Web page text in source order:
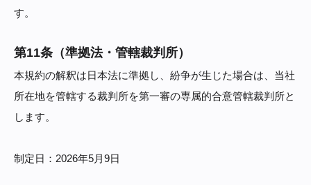
す。
第11条（準拠法・管轄裁判所）
本規約の解釈は日本法に準拠し、紛争が生じた場合は、当社
所在地を管轄する裁判所を第一審の専属的合意管轄裁判所と
します。
制定日：2026年5月9日